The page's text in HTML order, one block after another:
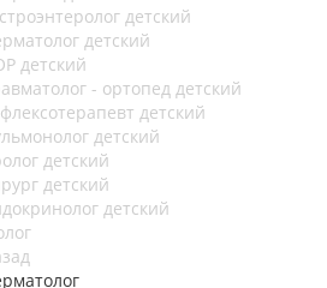
детский
детский
детский
- ортопед детский
детский
детский
детский
детский
детский